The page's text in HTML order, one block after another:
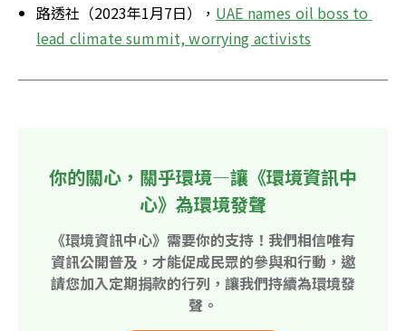
路透社（2023年1月7日）， UAE names oil boss to
lead climate summit, worrying activists
你的關心，關乎環境—讓《環境資訊中
心》為環境發聲
《環境資訊中心》需要你的支持！我們相信唯有
資訊公開普及，才能促成民眾的參與和行動，邀
請您加入定期捐款的行列，讓我們持續為環境發
聲。